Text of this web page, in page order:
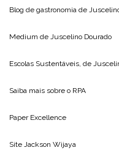
Blog de gastronomia de
Medium de Juscelino Dourado
Escolas Sustentáveis, de
Saiba mais sobre o RPA
Paper Excellence
Site Jackson Wijaya